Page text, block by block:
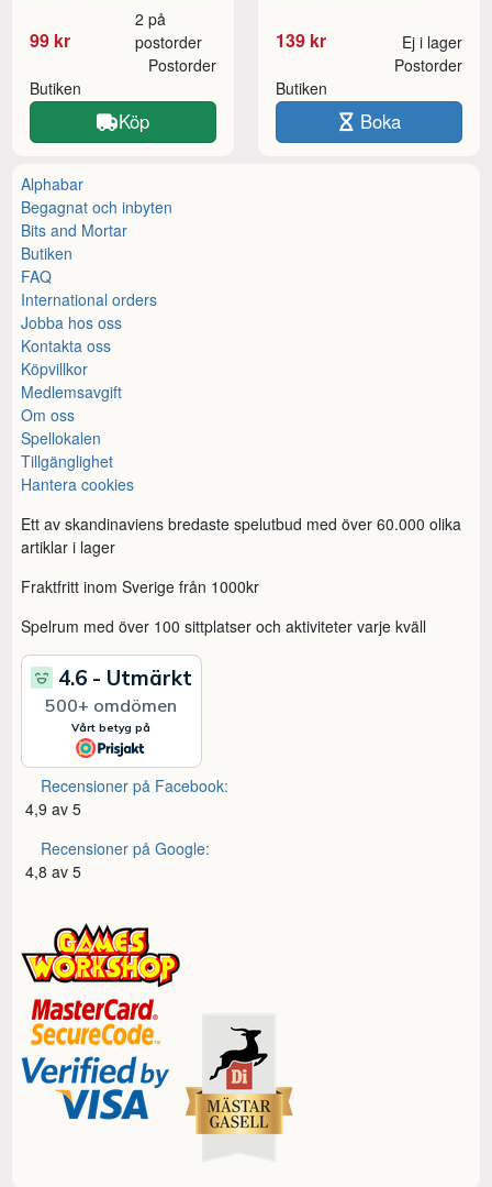
99 kr
2 på
postorder
Butiken
Postorder
Köp
139 kr Ej i lager
Butiken
Postorder
Boka
Alphabar
Begagnat och inbyten
Bits and Mortar
Butiken
FAQ
International orders
Jobba hos oss
Kontakta oss
Köpvillkor
Medlemsavgift
Om oss
Spellokalen
Tillgänglighet
Hantera cookies
Ett av skandinaviens bredaste spelutbud med över 60.000 olika
artiklar i lager
Fraktfritt inom Sverige från 1000kr
Spelrum med över 100 sittplatser och aktiviteter varje kväll
Recensioner på Facebook:
4,9 av 5
Recensioner på Google:
4,8 av 5